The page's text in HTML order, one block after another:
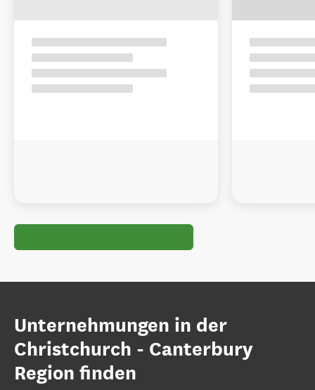
Unternehmungen in der
Christchurch - Canterbury
Region finden